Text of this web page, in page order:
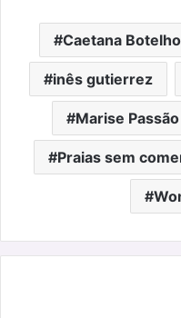
Caetana
inês gutierrez
Marise Passão
Praias sem